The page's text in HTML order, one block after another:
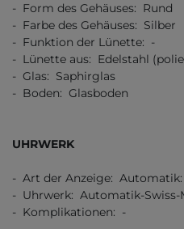
- Form des Gehäuses: Rund
- Farbe des Gehäuses: Silber
- Funktion der Lünette: -
- Lünette aus: Edelstahl
- Glas: Saphirglas
- Boden: Glasboden
UHRWERK
- Art der Anzeige: Automatik:
- Uhrwerk: Automatik-Swiss-
- Komplikationen: -